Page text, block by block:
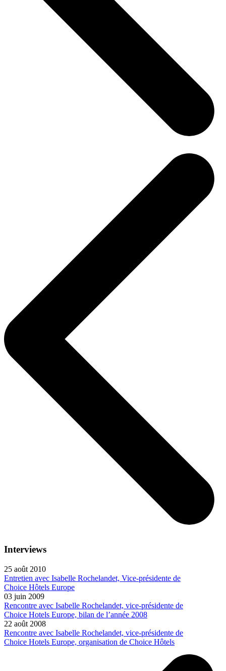
Interviews
25 août 2010
Entretien avec Isabelle Rochelandet, Vice-présidente de
Choice Hôtels Europe
03 juin 2009
Rencontre avec Isabelle Rochelandet, vice-présidente de
Choice Hotels Europe, bilan de l’année 2008
22 août 2008
Rencontre avec Isabelle Rochelandet, vice-présidente de
Choice Hotels Europe, organisation de Choice Hôtels